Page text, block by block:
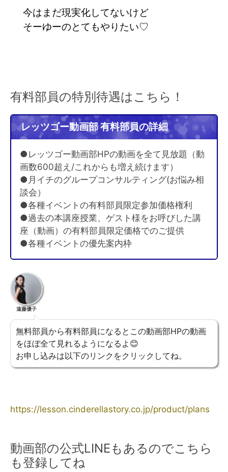
今はまだ現実化してないけど
そーゆーのとてもやりたい♡
有料部員の特別待遇はこちら！
レッツゴー動画部 有料部員の詳細
●レッツゴー動画部HPの動画を全て見放題（動
画数600超え/これからも増え続けます）
●月イチのグループコンサルティング(お悩み相
談会）
●各種イベントの有料部員限定参加価格権利
●過去の本講座授業、ゲスト様をお呼びした講
座（動画）の有料部員限定価格でのご提供
●各種イベントの優先案内枠
遠藤優子
無料部員から有料部員になるとこの動画部HPの動画
をほぼ全て見れるようになるよ😊
お申し込みは以下のリンクをクリックしてね。
https://lesson.cinderellastory.co.jp/product/plans
動画部の公式LINEもあるのでこちら
も登録してね